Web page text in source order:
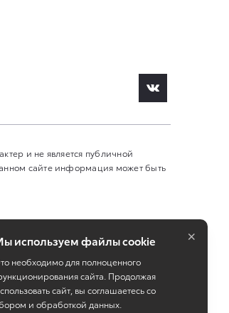
и не является публичной
сайте информация может быть
Работает на технологиях
используем файлы cookie
необходимо для полноценного
сайта. Продолжая
сайт, вы соглашаетесь со
и обработкой данных.
×